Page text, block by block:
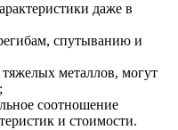
даже в
спутыванию и
металлов, могут
соотношение
и стоимости.